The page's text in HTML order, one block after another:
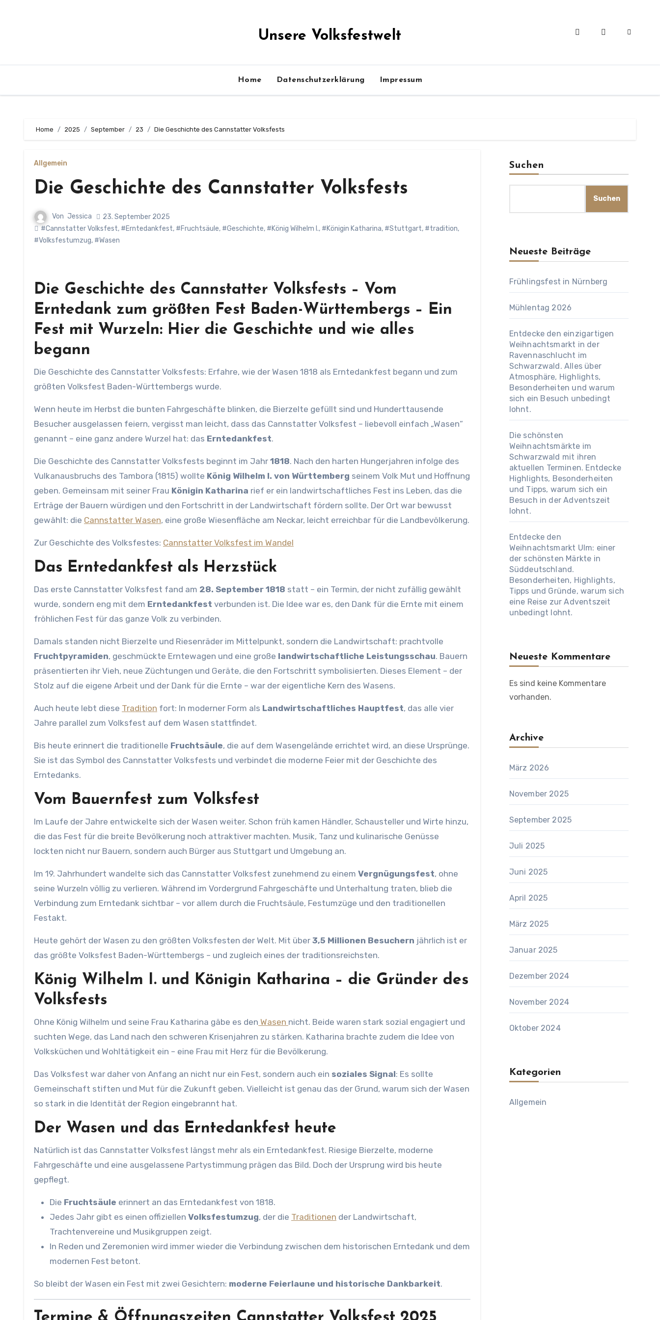
Unsere Volksfestwelt
Home Datenschutzerklärung Impressum
Home 2025 September 23 Die Geschichte des Cannstatter Volksfests
Allgemein
Die Geschichte des Cannstatter Volksfests
Von Jessica
23. September 2025
#Cannstatter Volksfest, #Erntedankfest, #Fruchtsäule, #Geschichte, #König Wilhelm I., #Königin Katharina, #Stuttgart, #tradition,
#Volksfestumzug, #Wasen
Die Geschichte des Cannstatter Volksfests – Vom
Erntedank zum größten Fest Baden-Württembergs – Ein
Fest mit Wurzeln: Hier die Geschichte und wie alles
begann
Die Geschichte des Cannstatter Volksfests: Erfahre, wie der Wasen 1818 als Erntedankfest begann und zum
größten Volksfest Baden-Württembergs wurde.
Wenn heute im Herbst die bunten Fahrgeschäfte blinken, die Bierzelte gefüllt sind und Hunderttausende
Besucher ausgelassen feiern, vergisst man leicht, dass das Cannstatter Volksfest – liebevoll einfach „Wasen“
genannt – eine ganz andere Wurzel hat: das Erntedankfest.
Die Geschichte des Cannstatter Volksfests beginnt im Jahr 1818. Nach den harten Hungerjahren infolge des
Vulkanausbruchs des Tambora (1815) wollte König Wilhelm I. von Württemberg seinem Volk Mut und Hoffnung
geben. Gemeinsam mit seiner Frau Königin Katharina rief er ein landwirtschaftliches Fest ins Leben, das die
Erträge der Bauern würdigen und den Fortschritt in der Landwirtschaft fördern sollte. Der Ort war bewusst
gewählt: die Cannstatter Wasen, eine große Wiesenfläche am Neckar, leicht erreichbar für die Landbevölkerung.
Zur Geschichte des Volksfestes: Cannstatter Volksfest im Wandel
Das Erntedankfest als Herzstück
Das erste Cannstatter Volksfest fand am 28. September 1818 statt – ein Termin, der nicht zufällig gewählt
wurde, sondern eng mit dem Erntedankfest verbunden ist. Die Idee war es, den Dank für die Ernte mit einem
fröhlichen Fest für das ganze Volk zu verbinden.
Damals standen nicht Bierzelte und Riesenräder im Mittelpunkt, sondern die Landwirtschaft: prachtvolle
Fruchtpyramiden, geschmückte Erntewagen und eine große landwirtschaftliche Leistungsschau. Bauern
präsentierten ihr Vieh, neue Züchtungen und Geräte, die den Fortschritt symbolisierten. Dieses Element – der
Stolz auf die eigene Arbeit und der Dank für die Ernte – war der eigentliche Kern des Wasens.
Auch heute lebt diese Tradition fort: In moderner Form als Landwirtschaftliches Hauptfest, das alle vier
Jahre parallel zum Volksfest auf dem Wasen stattfindet.
Bis heute erinnert die traditionelle Fruchtsäule, die auf dem Wasengelände errichtet wird, an diese Ursprünge.
Sie ist das Symbol des Cannstatter Volksfests und verbindet die moderne Feier mit der Geschichte des
Erntedanks.
Vom Bauernfest zum Volksfest
Im Laufe der Jahre entwickelte sich der Wasen weiter. Schon früh kamen Händler, Schausteller und Wirte hinzu,
die das Fest für die breite Bevölkerung noch attraktiver machten. Musik, Tanz und kulinarische Genüsse
lockten nicht nur Bauern, sondern auch Bürger aus Stuttgart und Umgebung an.
Im 19. Jahrhundert wandelte sich das Cannstatter Volksfest zunehmend zu einem Vergnügungsfest, ohne
seine Wurzeln völlig zu verlieren. Während im Vordergrund Fahrgeschäfte und Unterhaltung traten, blieb die
Verbindung zum Erntedank sichtbar – vor allem durch die Fruchtsäule, Festumzüge und den traditionellen
Festakt.
Heute gehört der Wasen zu den größten Volksfesten der Welt. Mit über 3,5 Millionen Besuchern jährlich ist er
das größte Volksfest Baden-Württembergs – und zugleich eines der traditionsreichsten.
König Wilhelm I. und Königin Katharina – die Gründer des
Volksfests
Ohne König Wilhelm und seine Frau Katharina gäbe es den Wasen nicht. Beide waren stark sozial engagiert und
suchten Wege, das Land nach den schweren Krisenjahren zu stärken. Katharina brachte zudem die Idee von
Volksküchen und Wohltätigkeit ein – eine Frau mit Herz für die Bevölkerung.
Das Volksfest war daher von Anfang an nicht nur ein Fest, sondern auch ein soziales Signal: Es sollte
Gemeinschaft stiften und Mut für die Zukunft geben. Vielleicht ist genau das der Grund, warum sich der Wasen
so stark in die Identität der Region eingebrannt hat.
Der Wasen und das Erntedankfest heute
Natürlich ist das Cannstatter Volksfest längst mehr als ein Erntedankfest. Riesige Bierzelte, moderne
Fahrgeschäfte und eine ausgelassene Partystimmung prägen das Bild. Doch der Ursprung wird bis heute
gepflegt.
Die Fruchtsäule erinnert an das Erntedankfest von 1818.
Jedes Jahr gibt es einen offiziellen Volksfestumzug, der die Traditionen der Landwirtschaft,
Trachtenvereine und Musikgruppen zeigt.
In Reden und Zeremonien wird immer wieder die Verbindung zwischen dem historischen Erntedank und dem
modernen Fest betont.
So bleibt der Wasen ein Fest mit zwei Gesichtern: moderne Feierlaune und historische Dankbarkeit.
Suchen
Suchen
Neueste Beiträge
Frühlingsfest in Nürnberg
Mühlentag 2026
Entdecke den einzigartigen
Weihnachtsmarkt in der
Ravennaschlucht im
Schwarzwald. Alles über
Atmosphäre, Highlights,
Besonderheiten und warum
sich ein Besuch unbedingt
lohnt.
Die schönsten
Weihnachtsmärkte im
Schwarzwald mit ihren
aktuellen Terminen. Entdecke
Highlights, Besonderheiten
und Tipps, warum sich ein
Besuch in der Adventszeit
lohnt.
Entdecke den
Weihnachtsmarkt Ulm: einer
der schönsten Märkte in
Süddeutschland.
Besonderheiten, Highlights,
Tipps und Gründe, warum sich
eine Reise zur Adventszeit
unbedingt lohnt.
Neueste Kommentare
Es sind keine Kommentare
vorhanden.
Archive
März 2026
November 2025
September 2025
Juli 2025
Juni 2025
April 2025
März 2025
Januar 2025
Dezember 2024
November 2024
Oktober 2024
Kategorien
Allgemein